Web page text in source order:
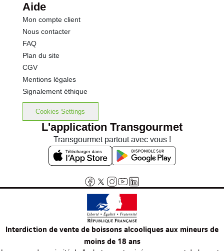
Aide
Mon compte client
Nous contacter
FAQ
Plan du site
CGV
Mentions légales
Signalement éthique
Cookies Settings
L'application Transgourmet
Transgourmet partout avec vous !
Interdiction de vente de boissons alcooliques aux mineurs de
moins de 18 ans